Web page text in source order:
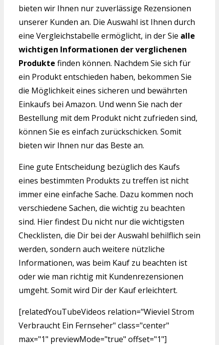
bieten wir Ihnen nur zuverlässige Rezensionen
unserer Kunden an. Die Auswahl ist Ihnen durch
eine Vergleichstabelle ermöglicht, in der Sie alle
wichtigen Informationen der verglichenen
Produkte finden können. Nachdem Sie sich für
ein Produkt entschieden haben, bekommen Sie
die Möglichkeit eines sicheren und bewährten
Einkaufs bei Amazon. Und wenn Sie nach der
Bestellung mit dem Produkt nicht zufrieden sind,
können Sie es einfach zurückschicken. Somit
bieten wir Ihnen nur das Beste an.
Eine gute Entscheidung bezüglich des Kaufs
eines bestimmten Produkts zu treffen ist nicht
immer eine einfache Sache. Dazu kommen noch
verschiedene Sachen, die wichtig zu beachten
sind. Hier findest Du nicht nur die wichtigsten
Checklisten, die Dir bei der Auswahl behilflich sein
werden, sondern auch weitere nützliche
Informationen, was beim Kauf zu beachten ist
oder wie man richtig mit Kundenrezensionen
umgeht. Somit wird Dir der Kauf erleichtert.
[relatedYouTubeVideos relation="Wieviel Strom
Verbraucht Ein Fernseher" class="center"
max="1" previewMode="true" offset="1"]